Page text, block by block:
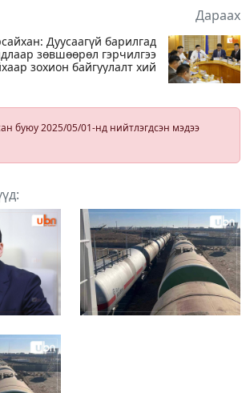
Дараах
Дуусаагүй барилгад
зөвшөөрөл гэрчилгээ
зохион байгуулалт хий
буюу 2025/05/01-нд нийтлэгдсэн мэдээ